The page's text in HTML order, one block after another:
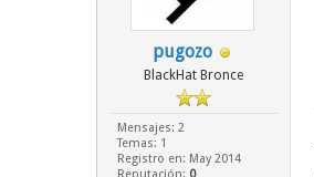
pugozo
BlackHat Bronce
Mensajes: 2
Temas: 1
Registro en: May 2014